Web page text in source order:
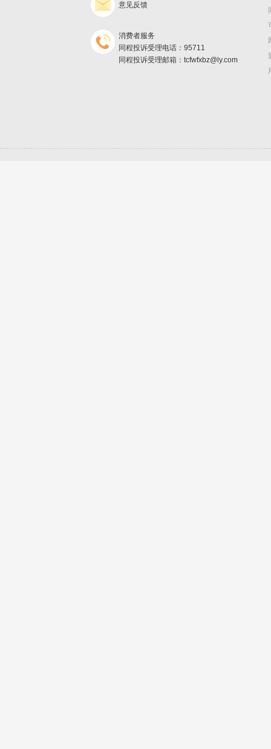
意见反馈
消费者服务
同程投诉受理电话：95711
同程投诉受理邮箱：tcfwfxbz@ly.com